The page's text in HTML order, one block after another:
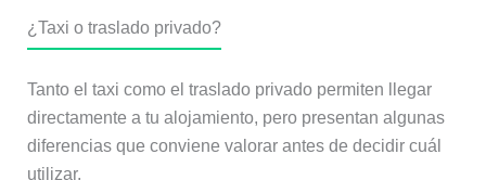
¿Taxi o traslado privado?
Tanto el taxi como el traslado privado permiten llegar
directamente a tu alojamiento, pero presentan algunas
diferencias que conviene valorar antes de decidir cuál
utilizar.